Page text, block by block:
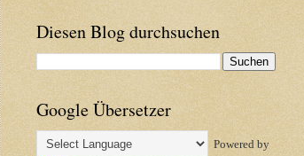
Diesen Blog durchsuchen
Google Übersetzer
Powered by